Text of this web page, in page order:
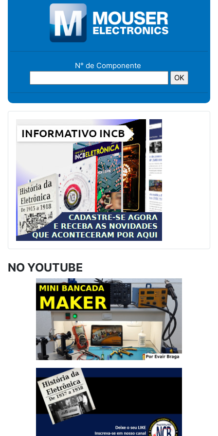
N° de Componente
NO YOUTUBE